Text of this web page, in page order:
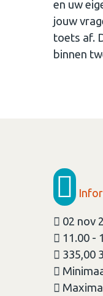
en uw
jouw
toets af.
binnen
02 nov
11.00 -
335,00